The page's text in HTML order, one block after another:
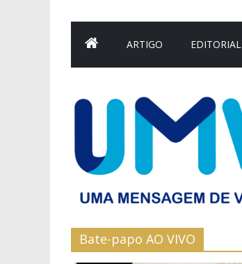
ARTIGO EDITORIAL
Bate-papo AO VIVO